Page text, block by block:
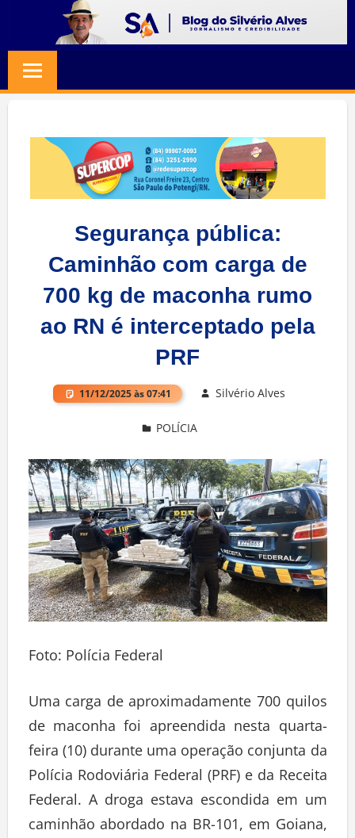
content
SILVERIO
ALVES
Jornalismo
Credibilidade
Segurança pública:
Caminhão com carga de
700 kg de maconha rumo
ao RN é interceptado pela
PRF
11/12/2025 às 07:41 Silvério Alves
POLÍCIA
Foto: Polícia Federal
Uma carga de aproximadamente 700 quilos
de maconha foi apreendida nesta quarta-
feira (10) durante uma operação conjunta da
Polícia Rodoviária Federal (PRF) e da Receita
Federal. A droga estava escondida em um
caminhão abordado na BR-101, em Goiana,